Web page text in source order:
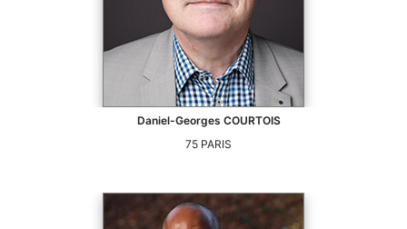
Daniel-Georges COURTOIS
75 PARIS